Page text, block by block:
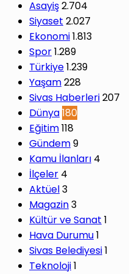
Asayiş2.704
Siyaset 2.027
Ekonomi1.813
Spor1.289
Türkiye1.239
Yaşam228
Sivas Haberleri207
Dünya180
Eğitim118
Gündem9
Kamu İlanları 4
İlçeler 4
Aktüel3
Magazin3
Kültür ve Sanat 1
Hava Durumu1
Sivas Belediyesi1
Teknoloji1